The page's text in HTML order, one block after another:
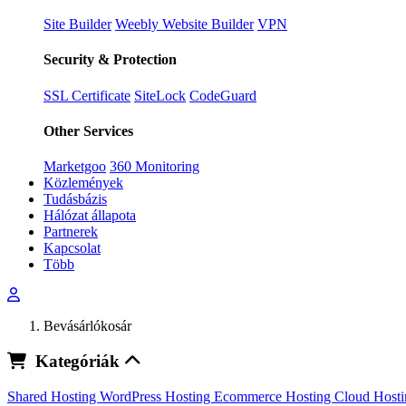
Site Builder Weebly Website Builder VPN
Security & Protection
SSL Certificate SiteLock CodeGuard
Other Services
Marketgoo 360 Monitoring
Közlemények
Tudásbázis
Hálózat állapota
Partnerek
Kapcsolat
Több
Bevásárlókosár
Kategóriák
Shared Hosting WordPress Hosting Ecommerce Hosting Cloud